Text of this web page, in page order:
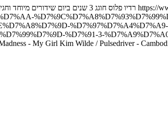
%D7%91-3-
- My Girl Kim Wilde / Pulsedriver -